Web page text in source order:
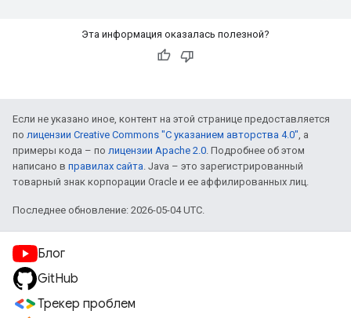
Эта информация оказалась полезной?
Если не указано иное, контент на этой странице предоставляется
по лицензии Creative Commons "С указанием авторства 4.0", а
примеры кода – по лицензии Apache 2.0. Подробнее об этом
написано в правилах сайта. Java – это зарегистрированный
товарный знак корпорации Oracle и ее аффилированных лиц.
Последнее обновление: 2026-05-04 UTC.
Блог
GitHub
Трекер проблем